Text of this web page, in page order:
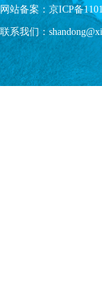
网站备案：京ICP备
联系我们：